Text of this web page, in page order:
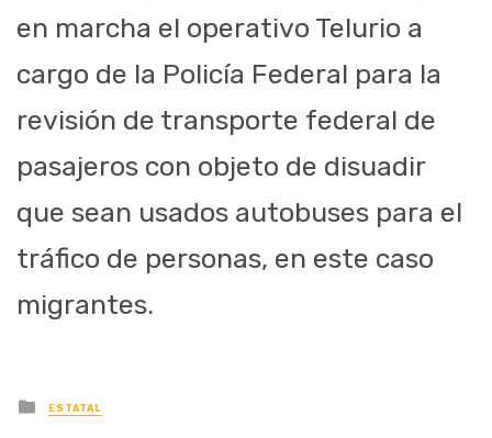
en marcha el operativo Telurio a
cargo de la Policía Federal para la
revisión de transporte federal de
pasajeros con objeto de disuadir
que sean usados autobuses para el
tráfico de personas, en este caso
migrantes.
Posted
in
ESTATAL